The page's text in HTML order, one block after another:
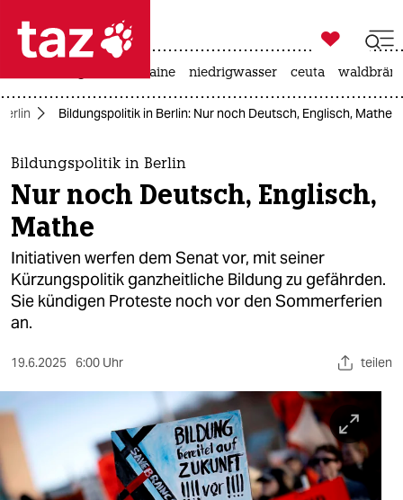
 taz zahl ich
taz zahl ich
themen
politik
öko
gesellschaft
kultur
sport
berlin
nord
wahrheit

taz zahl ich
krieg in der ukraine niedrigwasser ceuta
Bildungspolitik in Berlin: Nur noch Deutsch, Englisch, Mathe
Bildungspolitik in Berlin
Nur noch Deutsch, Englisch,
Mathe
Initiativen werfen dem Senat vor, mit seiner
Kürzungspolitik ganzheitliche Bildung zu gefährden.
Sie kündigen Proteste noch vor den Sommerferien
an.
19.6.2025 6:00 Uhr teilen